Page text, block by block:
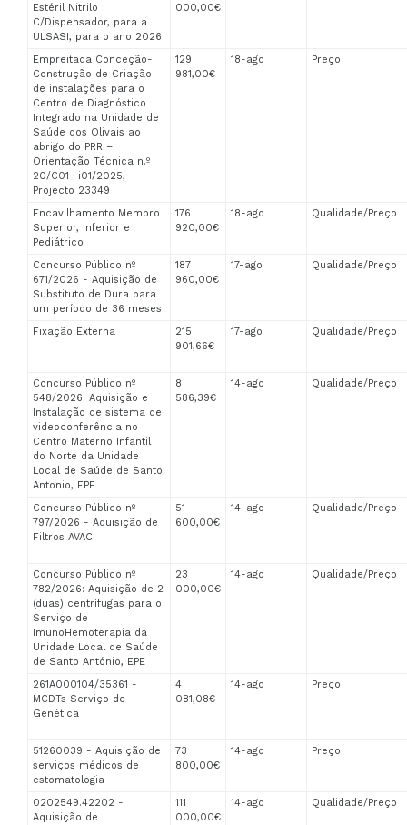
Estéril Nitrilo
C/Dispensador, para a
ULSASI, para o ano 2026
000,00€
Empreitada Conceção-
Construção de Criação
de instalações para o
Centro de Diagnóstico
Integrado na Unidade de
Saúde dos Olivais ao
abrigo do PRR –
Orientação Técnica n.º
20/C01- i01/2025,
Projecto 23349
129
981,00€
18-ago Preço
Encavilhamento Membro
Superior, Inferior e
Pediátrico
176
920,00€
18-ago Qualidade/Preço
Concurso Público nº
671/2026 - Aquisição de
Substituto de Dura para
um período de 36 meses
187
960,00€
17-ago Qualidade/Preço
Fixação Externa
215
901,66€
17-ago Qualidade/Preço
Concurso Público nº
548/2026: Aquisição e
Instalação de sistema de
videoconferência no
Centro Materno Infantil
do Norte da Unidade
Local de Saúde de Santo
Antonio, EPE
8
586,39€
14-ago Qualidade/Preço
Concurso Público nº
797/2026 - Aquisição de
Filtros AVAC
51
600,00€
14-ago Qualidade/Preço
Concurso Público nº
782/2026: Aquisição de 2
(duas) centrífugas para o
Serviço de
ImunoHemoterapia da
Unidade Local de Saúde
de Santo António, EPE
23
000,00€
14-ago Qualidade/Preço
261A000104/35361 -
MCDTs Serviço de
Genética
4
081,08€
14-ago Preço
51260039 - Aquisição de
serviços médicos de
estomatologia
73
800,00€
14-ago Preço
0202549.42202 -
Aquisição de
111
000,00€
14-ago Qualidade/Preço